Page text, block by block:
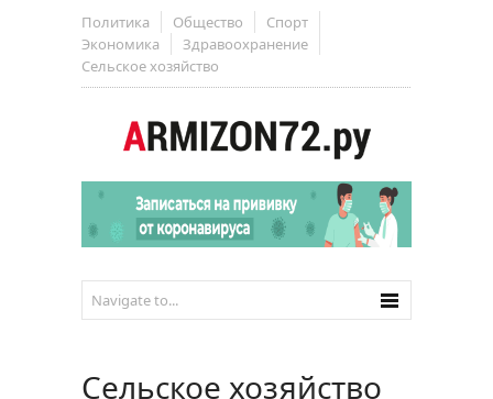
Политика Общество
Спорт
Экономика
Здравоохранение
Сельское хозяйство
Сельское хозяйство